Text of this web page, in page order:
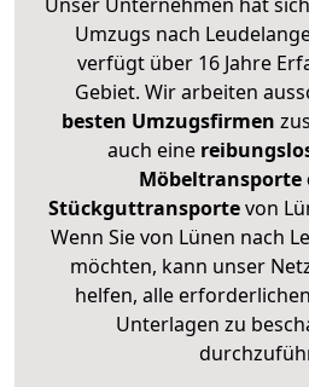
Umzugs nach
verfügt über 16 Jahre
Gebiet. Wir arbeiten
besten Umzugsfirmen
auch eine
Möbeltransporte
Stückguttransportevon
Wenn Sie von Lünen nach
möchten, kann unser
helfen, alle
Unterlagen zu